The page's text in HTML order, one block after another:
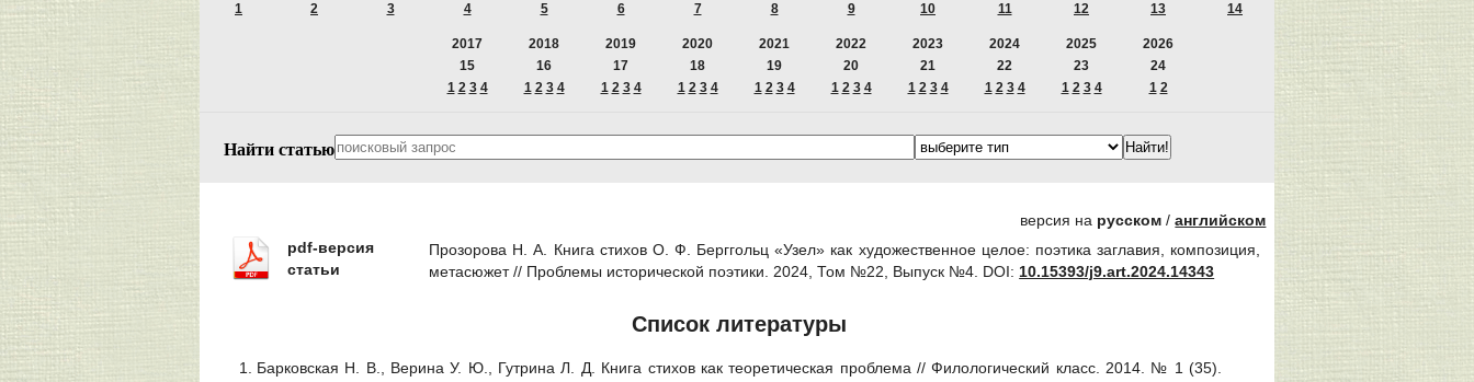
1
2
3
4
5
6
7
8
9
10
11
12
13
14
2017
15
1 2 3 4
2018
16
1 2 3 4
2019
17
1 2 3 4
2020
18
1 2 3 4
2021
19
1 2 3 4
2022
20
1 2 3 4
2023
21
1 2 3 4
2024
22
1 2 3 4
2025
23
1 2 3 4
2026
24
1 2
Найти статью
версия на русском /английском
pdf-версия
статьи
Прозорова Н. А. Книга стихов О. Ф. Берггольц «Узел» как художественное целое: поэтика заглавия, композиция,
метасюжет // Проблемы исторической поэтики. 2024, Том №22, Выпуск №4. DOI: 10.15393/j9.art.2024.14343
Список литературы
Барковская Н. В., Верина У. Ю., Гутрина Л. Д. Книга стихов как теоретическая проблема // Филологический класс. 2014. № 1 (35).